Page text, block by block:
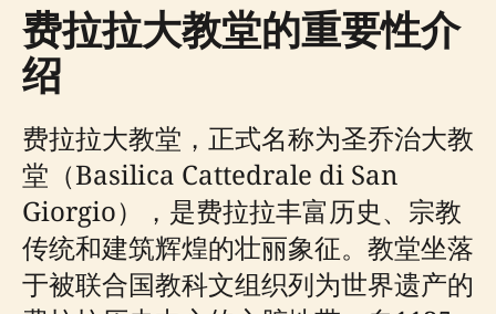
费拉拉大教堂的重要性介
绍
费拉拉大教堂，正式名称为圣乔治大教
堂（Basilica Cattedrale di San
Giorgio），是费拉拉丰富历史、宗教
传统和建筑辉煌的壮丽象征。教堂坐落
于被联合国教科文组织列为世界遗产的